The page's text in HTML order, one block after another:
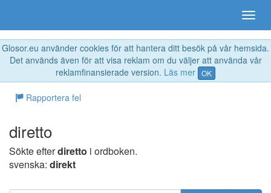
Glosor.eu använder cookies för att hantera ditt besök på vår hemsida.
Det används även för att visa reklam om du väljer att använda vår
reklamfinansierade version. Läs mer OK
Rapportera fel
diretto
Sökte efterdiretto i ordboken.
svenska: direkt